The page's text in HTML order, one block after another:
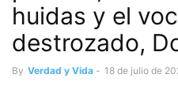
huidas y el
destrozado,
By Verdad y Vida - 18 de julio de